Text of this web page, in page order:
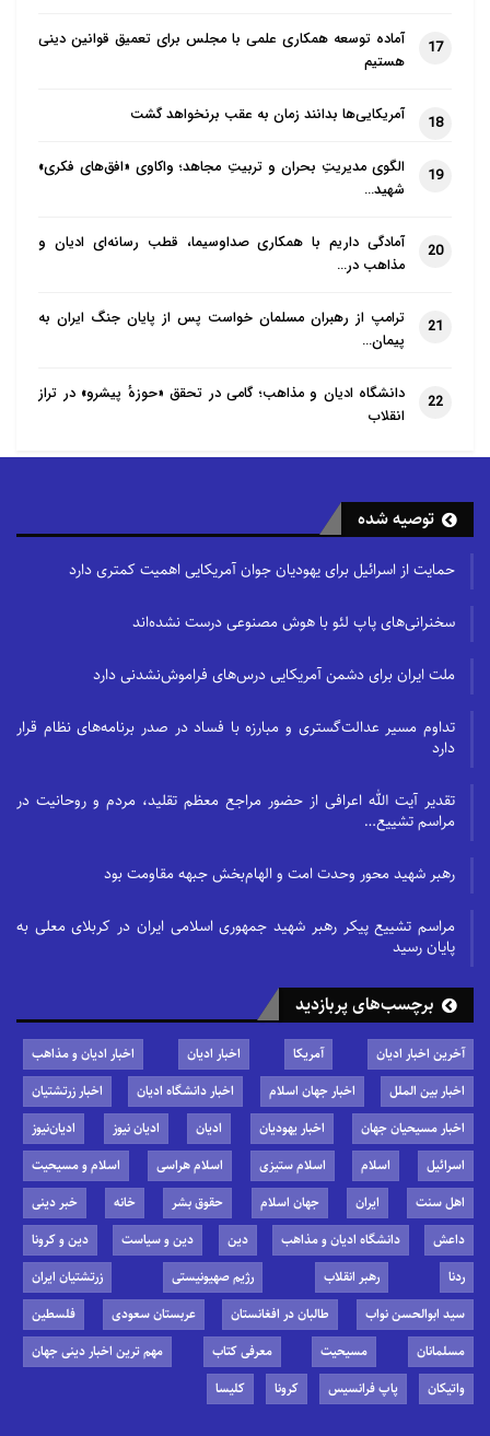
17
آماده توسعه همکاری علمی با مجلس برای تعمیق قوانین دینی
هستیم
18 آمریکایی‌ها بدانند زمان به عقب برنخواهد گشت
19
الگوی مدیریتِ بحران و تربیتِ مجاهد؛ واکاوی «افق‌های فکری»
شهید…
20
آمادگی داریم با همکاری صداوسیما، قطب رسانه‌ای ادیان و
مذاهب در…
21
ترامپ از رهبران مسلمان خواست پس از پایان جنگ ایران به
پیمان…
22
دانشگاه ادیان و مذاهب؛ گامی در تحقق «حوزهٔ پیشرو» در تراز
انقلاب
توصیه شده
حمایت از اسرائیل برای یهودیان جوان آمریکایی اهمیت کمتری دارد
سخنرانی‌های پاپ لئو با هوش مصنوعی درست نشده‌اند
ملت ایران برای دشمن آمریکایی درس‌های فراموش‌نشدنی دارد
تداوم مسیر عدالت‌گستری و مبارزه با فساد در صدر برنامه‌های نظام قرار
دارد
تقدیر آیت الله اعرافی از حضور مراجع معظم تقلید، مردم و روحانیت در
مراسم تشییع…
رهبر شهید محور وحدت امت و الهام‌بخش جبهه مقاومت بود
مراسم تشییع پیکر رهبر شهید جمهوری اسلامی ایران در کربلای معلی به
پایان رسید
برچسب‌های پربازدید
آخرین اخبار ادیان آمریکا اخبار ادیان
اخبار ادیان و مذاهب
اخبار بین الملل
اخبار جهان اسلام اخبار دانشگاه ادیان
اخبار زرتشتیان
اخبار مسیحیان جهان
اخبار یهودیان ادیان ادیان نیوز
ادیان‌نیوز
اسرائیل
اسلام اسلام ستیزی اسلام هراسی
اسلام و مسیحیت
اهل سنت
ایران جهان اسلام حقوق بشر خانه
خبر دینی
داعش
دانشگاه ادیان و مذاهب دین دین و سیاست
دین و کرونا
ردنا
رهبر انقلاب رژیم صهیونیستی
زرتشتیان ایران
سید ابوالحسن نواب
طالبان در افغانستان عربستان سعودی
فلسطین
مسلمانان
مسیحیت معرفی کتاب
مهم ترین اخبار دینی جهان
واتیکان
پاپ فرانسیس کرونا کلیسا